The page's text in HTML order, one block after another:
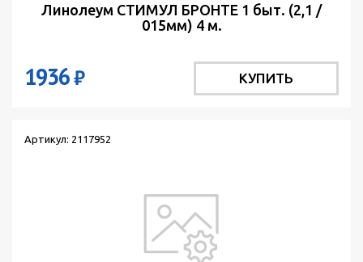
Линолеум СТИМУЛ БРОНТЕ 1 быт. (2,1 /
015мм) 4 м.
1936₽ КУПИТЬ
Артикул: 2117952